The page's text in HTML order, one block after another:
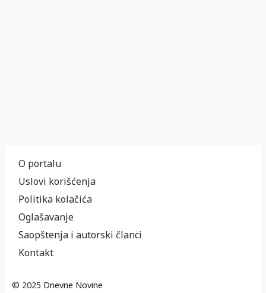
O portalu
Uslovi korišćenja
Politika kolačića
Oglašavanje
Saopštenja i autorski članci
Kontakt
© 2025 Dnevne Novine